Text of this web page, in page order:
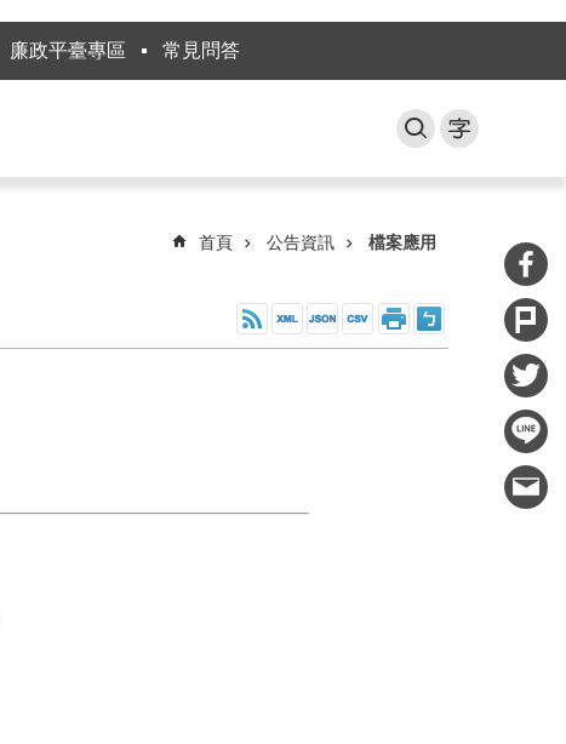
廉政平臺專區 常見問答
首頁 公告資訊 檔案應用